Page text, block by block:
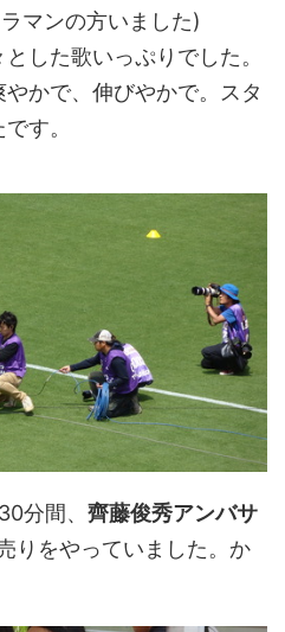
マンの方いました)
した歌いっぷりでした。
かで、伸びやかで。スタ
す。
分間、 齊藤俊秀アンバサ
りをやっていました。か